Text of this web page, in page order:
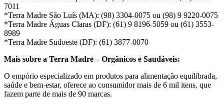
7011
*Terra Madre São Luís (MA): (98) 3304-0075 ou (98) 9 9220-0075
*Terra Madre Águas Claras (DF): (61) 9 8196-5059 ou (61) 3553-
8989
*Terra Madre Sudoeste (DF): (61) 3877-0070
Mais sobre a Terra Madre – Orgânicos e Saudáveis:
O empório especializado em produtos para alimentação equilibrada,
saúde e bem-estar, oferece ao consumidor mais de 6 mil itens, que
fazem parte de mais de 90 marcas.